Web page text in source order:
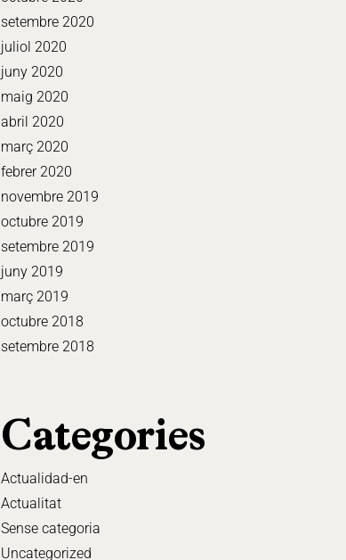
setembre 2020
juliol 2020
juny 2020
maig 2020
abril 2020
març 2020
febrer 2020
novembre 2019
octubre 2019
setembre 2019
juny 2019
març 2019
octubre 2018
setembre 2018
Categories
Actualidad-en
Actualitat
Sense categoria
Uncategorized